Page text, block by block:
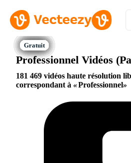
Professionnel Vidéos
181 469 vidéos haute résolution
correspondant à
Professionnel